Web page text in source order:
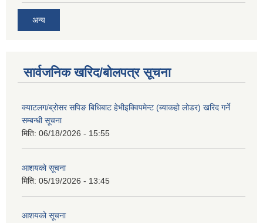
अन्य
सार्वजनिक खरिद/बोलपत्र सूचना
क्याटलग/ब्रोसर सपिङ बिधिबाट हेभीइक्विपमेन्ट (ब्याकहो लोडर) खरिद गर्ने
सम्बन्धी सूचना
मिति: 06/18/2026 - 15:55
आशयको सूचना
मिति: 05/19/2026 - 13:45
आशयको सूचना